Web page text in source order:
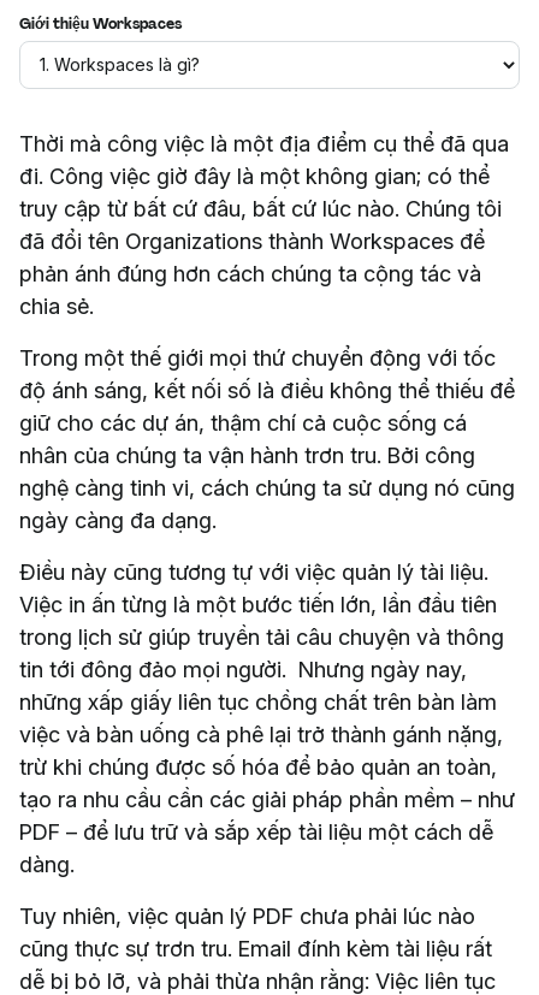
Giới thiệu Workspaces
Thời mà công việc là một địa điểm cụ thể đã qua
đi. Công việc giờ đây là một không gian; có thể
truy cập từ bất cứ đâu, bất cứ lúc nào. Chúng tôi
đã đổi tên Organizations thành Workspaces để
phản ánh đúng hơn cách chúng ta cộng tác và
chia sẻ.
Trong một thế giới mọi thứ chuyển động với tốc
độ ánh sáng, kết nối số là điều không thể thiếu để
giữ cho các dự án, thậm chí cả cuộc sống cá
nhân của chúng ta vận hành trơn tru. Bởi công
nghệ càng tinh vi, cách chúng ta sử dụng nó cũng
ngày càng đa dạng.
Điều này cũng tương tự với việc quản lý tài liệu.
Việc in ấn từng là một bước tiến lớn, lần đầu tiên
trong lịch sử giúp truyền tải câu chuyện và thông
tin tới đông đảo mọi người. Nhưng ngày nay,
những xấp giấy liên tục chồng chất trên bàn làm
việc và bàn uống cà phê lại trở thành gánh nặng,
trừ khi chúng được số hóa để bảo quản an toàn,
tạo ra nhu cầu cần các giải pháp phần mềm – như
PDF – để lưu trữ và sắp xếp tài liệu một cách dễ
dàng.
Tuy nhiên, việc quản lý PDF chưa phải lúc nào
cũng thực sự trơn tru. Email đính kèm tài liệu rất
dễ bị bỏ lỡ, và phải thừa nhận rằng: Việc liên tục